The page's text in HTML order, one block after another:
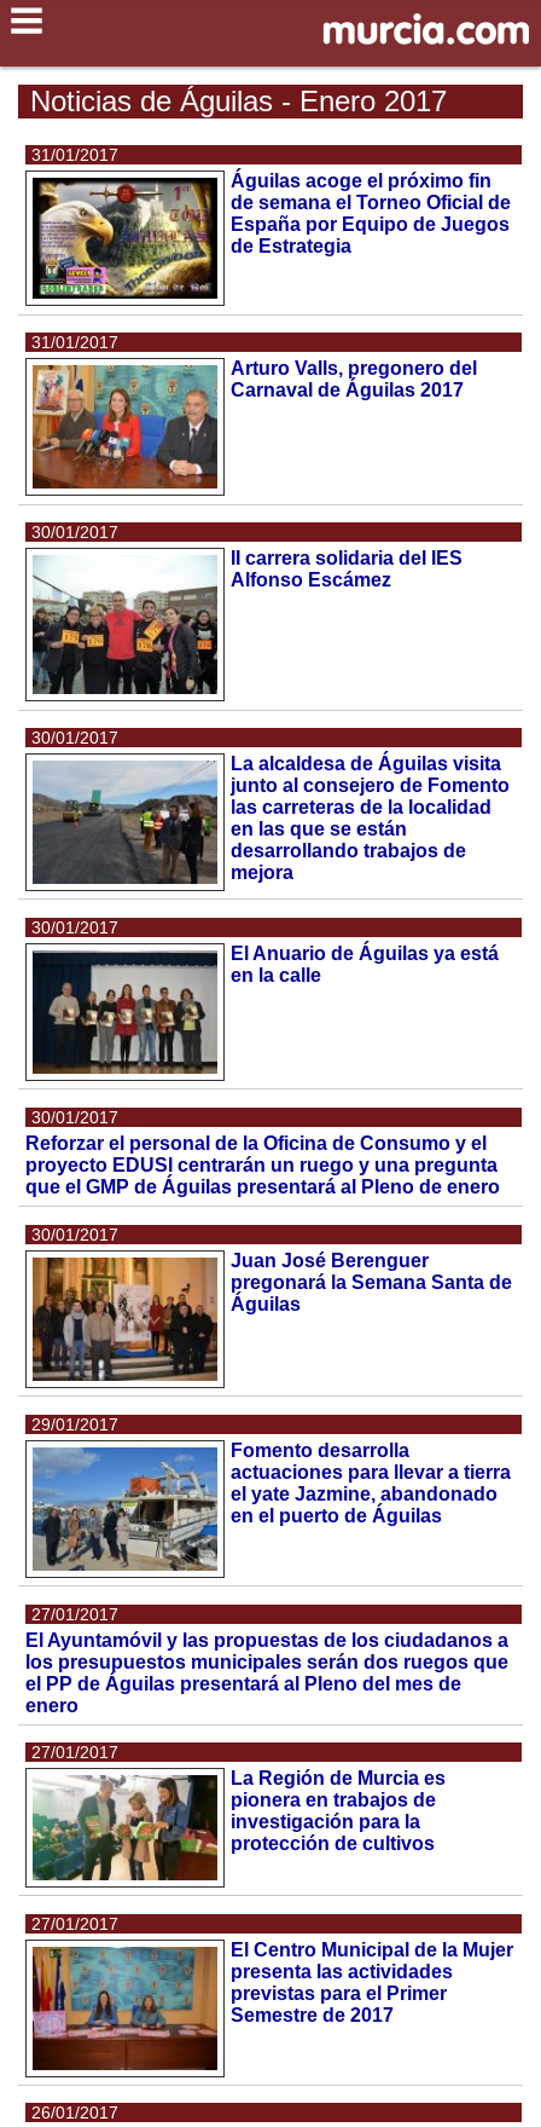
Noticias de Águilas - Enero 2017
31/01/2017
Águilas acoge el próximo fin
de semana el Torneo Oficial de
España por Equipo de Juegos
de Estrategia
31/01/2017
Arturo Valls, pregonero del
Carnaval de Águilas 2017
30/01/2017
II carrera solidaria del IES
Alfonso Escámez
30/01/2017
La alcaldesa de Águilas visita
junto al consejero de Fomento
las carreteras de la localidad
en las que se están
desarrollando trabajos de
mejora
30/01/2017
El Anuario de Águilas ya está
en la calle
30/01/2017
Reforzar el personal de la Oficina de Consumo y el
proyecto EDUSI centrarán un ruego y una pregunta
que el GMP de Águilas presentará al Pleno de enero
30/01/2017
Juan José Berenguer
pregonará la Semana Santa de
Águilas
29/01/2017
Fomento desarrolla
actuaciones para llevar a tierra
el yate Jazmine, abandonado
en el puerto de Águilas
27/01/2017
El Ayuntamóvil y las propuestas de los ciudadanos a
los presupuestos municipales serán dos ruegos que
el PP de Águilas presentará al Pleno del mes de
enero
27/01/2017
La Región de Murcia es
pionera en trabajos de
investigación para la
protección de cultivos
27/01/2017
El Centro Municipal de la Mujer
presenta las actividades
previstas para el Primer
Semestre de 2017
26/01/2017